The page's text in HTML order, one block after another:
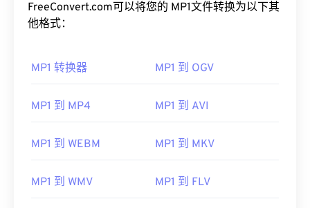
00 00 00
00 00 00
FreeConvert.com可以将您的 MP1文件转换为以下其
他格式：
MP1 转换器 MP1 到 OGV
MP1 到 MP4 MP1 到 AVI
MP1 到 WEBM MP1 到 MKV
MP1 到 WMV MP1 到 FLV